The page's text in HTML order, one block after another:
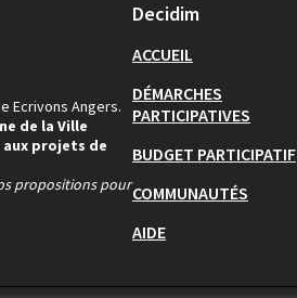
Ecrivons Angers.
de la Ville
projets de
propositions pour
Decidim
ACCUEIL
DÉMARCHES
PARTICIPATIVES
BUDGET PARTICIPATIF
COMMUNAUTÉS
AIDE